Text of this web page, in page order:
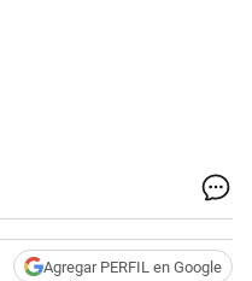
Agregar PERFIL en Google